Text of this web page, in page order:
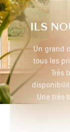
ILS
a
et